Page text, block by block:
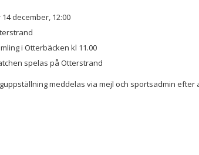
14 december, 12:00
i Otterbäcken kl 11.00
spelas på Otterstrand
meddelas via mejl och sportsadmin efter